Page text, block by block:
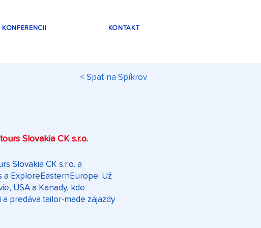
KONFERENCII KONTAKT
< Späť na Spíkrov
Slovakia CK s.r.o.
Slovakia CK s.r.o. a
a ExploreEasternEurope. Už
USA a Kanady, kde
predáva tailor-made zájazdy